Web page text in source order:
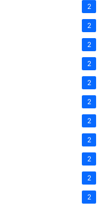
2
2
2
2
2
2
2
2
2
2
2